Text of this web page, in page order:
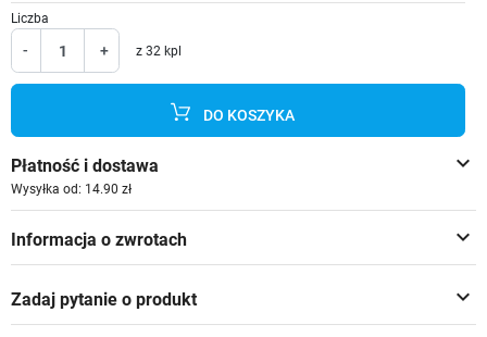
Liczba
- + z 32 kpl
DO KOSZYKA
keyboard_arrow_down
Płatność i dostawa
Wysyłka od: 14.90 zł
keyboard_arrow_down
Informacja o zwrotach
keyboard_arrow_down
Zadaj pytanie o produkt